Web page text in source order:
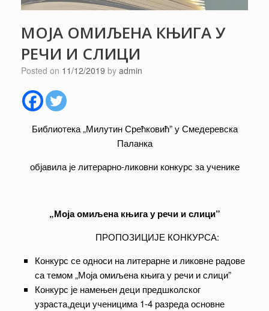
MOJA ОМИЉЕНА КЊИГА У
РЕЧИ И СЛИЦИ
Posted on 11/12/2019 by admin
Библиотека „Милутин Срећковић” у Смедеревска
Паланка
објавила је литерарно-ликовни конкурс за ученике
„Моја омиљена књига у речи и слици”
ПРОПОЗИЦИЈЕ КОНКУРСА:
Конкурс се односи на литерарне и ликовне радове
са темом „Моја омиљена књига у речи и слици”
Конкурс је намењен деци предшколског
узраста,деци ученицима 1-4 разреда основне